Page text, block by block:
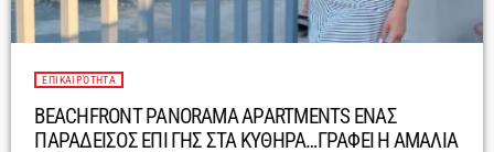
ΕΠΙΚΑΙΡΌΤΗΤΑ
BEACHFRONT PANORAMA APARTMENTS ΕΝΑΣ
ΠΑΡΑΔΕΙΣΟΣ ΕΠΙ ΓΗΣ ΣΤΑ ΚΥΘΗΡΑ…ΓΡΑΦΕΙ Η ΑΜΑΛΙΑ